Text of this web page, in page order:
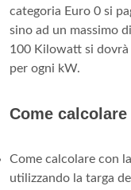
categoria Euro 0 si
sino ad un massimo
100 Kilowatt si
per ogni kW.
Come
Come calcolare con
utilizzando la targa